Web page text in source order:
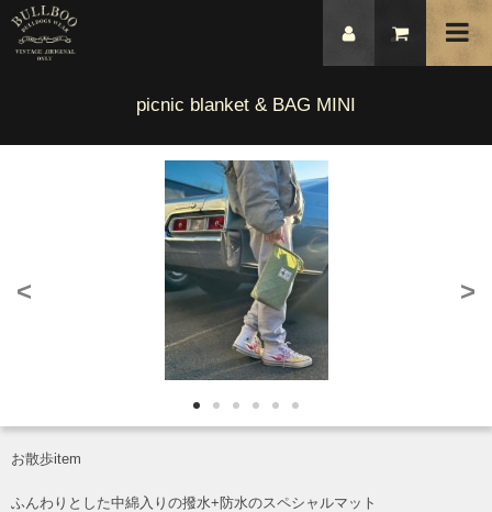
picnic blanket & BAG MINI
< >
お散歩item
ふんわりとした中綿入りの撥水+防水のスペシャルマット